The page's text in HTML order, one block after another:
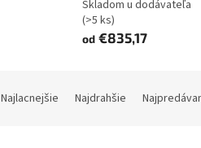
Skladom u dodávateľa
(>5 ks)
od €835,17
Najlacnejšie Najdrahšie